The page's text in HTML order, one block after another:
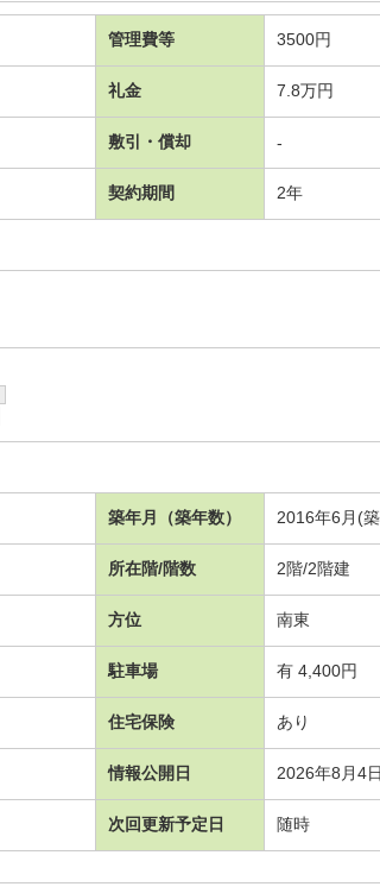
管理費等 3500円
礼金 7.8万円
敷引・償却 -
契約期間 2年
築年月（築年数） 2016年6月(
所在階/階数 2階/2階建
方位 南東
駐車場 有 4,400円
住宅保険 あり
情報公開日 2026年8月4日
次回更新予定日 随時